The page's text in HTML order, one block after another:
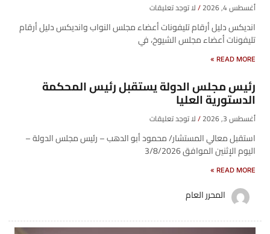
أغسطس 4, 2026 لا توجد تعليقات
انديكس دليل أرقام تليفونات أعضاء مجلس النواب وانديكس دليل أرقام
تليفونات أعضاء مجلس الشيوخ، في
READ MORE »
رئيس مجلس الدولة يستقبل رئيس المحكمة
الدستورية العليا
أغسطس 3, 2026 لا توجد تعليقات
استقبل معالي المستشار/ محمود أبو الدهب – رئيس مجلس الدولة –
اليوم الإثنين الموافق 3/8/2026
READ MORE »
المحرر العام